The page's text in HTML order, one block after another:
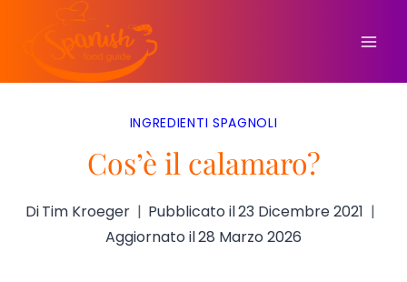
contenuto
INGREDIENTI SPAGNOLI
Cos’è il calamaro?
DiTim Kroeger Pubblicato il23 Dicembre 2021
Aggiornato il28 Marzo 2026